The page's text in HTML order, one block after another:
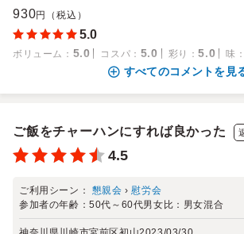
930円（税込）
5.0
ボリューム ： 5.0 コスパ ： 5.0 彩り ：5.0 味 ：
すべてのコメントを見
ご飯をチャーハンにすれば良かった
4.5
ご利用シーン： 懇親会 ›慰労会
参加者の年齢：50代～60代男女比： 男女混合